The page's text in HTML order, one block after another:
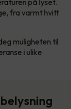
på lyset.
fra varmt hvitt
muligheten til
i ulike